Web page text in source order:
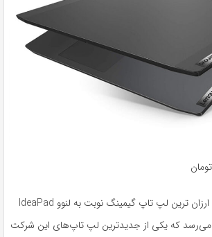
در آخرین مورد از لیست ارزان ترین لپ تاپ گیمینگ نوبت به لنوو IdeaPad
Gaming 3 15ARH05 می‌رسد که یکی از جدیدترین لپ تاپ‌های این شرکت